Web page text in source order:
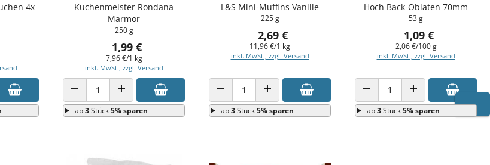
4x
ERHÖHEN
Kuchenmeister Rondana
Marmor
250 g
1,99 €
7,96 €/1 kg
inkl. MwSt., zzgl. Versand
ANZAHL VERRINGERNANZAHL ERHÖHEN
ab3Stück5% sparen
L&S Mini-Muffins Vanille
225 g
2,69 €
11,96 €/1 kg
inkl. MwSt., zzgl. Versand
ANZAHL VERRINGERNANZAHL ERHÖHEN
ab3Stück5% sparen
Hoch Back-Oblaten 70mm
53 g
1,09 €
2,06 €/100 g
inkl. MwSt., zzgl. Versand
ANZAHL VERRINGERNANZAHL ERHÖHEN
ab3Stück5% sparen